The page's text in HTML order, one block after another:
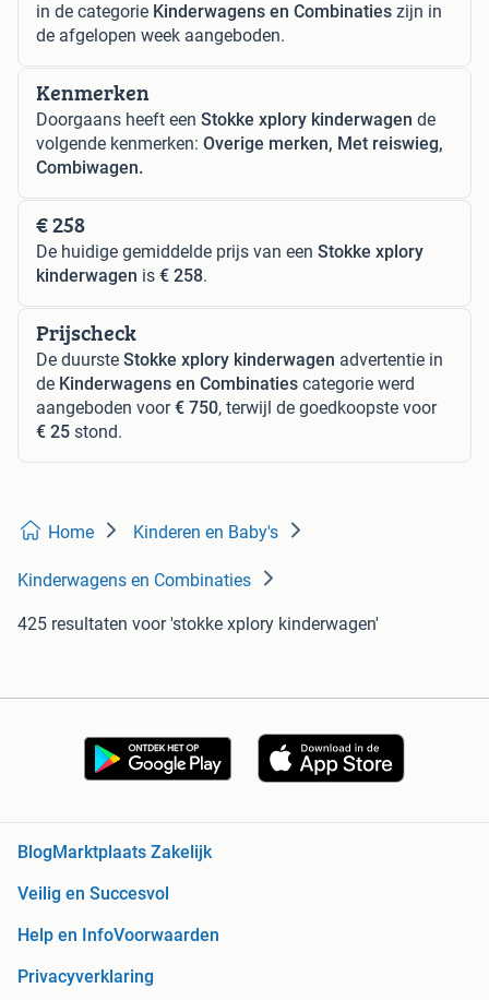
in de categorie Kinderwagens en Combinaties zijn in
de afgelopen week aangeboden.
Kenmerken
Doorgaans heeft een Stokke xplory kinderwagen de
volgende kenmerken: Overige merken, Met reiswieg,
Combiwagen.
€ 258
De huidige gemiddelde prijs van een Stokke xplory
kinderwagen is € 258.
Prijscheck
De duurste Stokke xplory kinderwagen advertentie in
de Kinderwagens en Combinaties categorie werd
aangeboden voor€ 750, terwijl de goedkoopste voor
€ 25 stond.
Home Kinderen en Baby's
Kinderwagens en Combinaties
425 resultaten voor 'stokke xplory kinderwagen'
Blog Marktplaats Zakelijk
Veilig en Succesvol
Help en InfoVoorwaarden
Privacyverklaring